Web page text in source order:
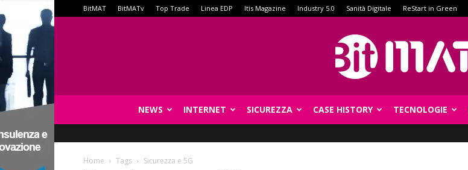
BitMAT BitMATv Top Trade Linea EDP Itis Magazine Industry 5.0 Sanità Digitale ReStart in Green
NEWS INTERNET SICUREZZA CASE HISTORY TECNOLOGIE
Home Tags Sicurezza e 5G